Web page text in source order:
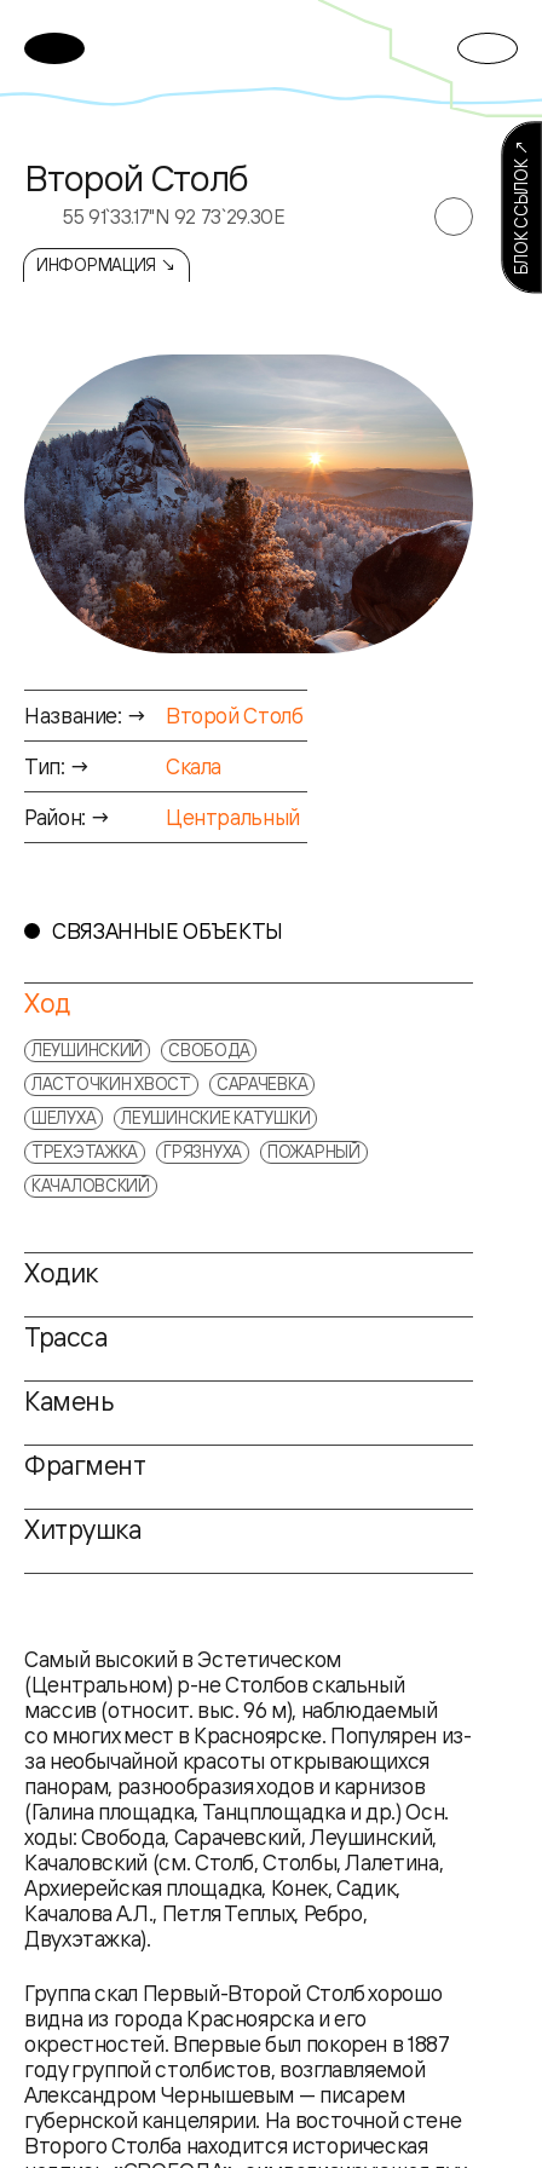
Второй Столб
55 91`33.17"N 92 73`29.30E
ИНФОРМАЦИЯ ↘
Название: →
Второй Столб
Тип: →
Скала
Район: →
Центральный
СВЯЗАННЫЕ ОБЪЕКТЫ
Ход
ЛЕУШИНСКИЙ
СВОБОДА
ЛАСТОЧКИН ХВОСТ
САРАЧЕВКА
ШЕЛУХА
ЛЕУШИНСКИЕ КАТУШКИ
ТРЕХЭТАЖКА
ГРЯЗНУХА
ПОЖАРНЫЙ
КАЧАЛОВСКИЙ
Ходик
Трасса
Камень
Фрагмент
Хитрушка
Самый высокий в Эстетическом
(Центральном) р-не Столбов скальный
массив (относит. выс. 96 м), наблюдаемый
со многих мест в Красноярске. Популярен из-
за необычайной красоты открывающихся
панорам, разнообразия ходов и карнизов
(Галина площадка, Танцплощадка и др.) Осн.
ходы: Свобода, Сарачевский, Леушинский,
Качаловский (см. Столб, Столбы, Лалетина,
Архиерейская площадка, Конек, Садик,
Качалова А.Л., Петля Теплых, Ребро,
Двухэтажка).
Группа скал Первый-Второй Столб хорошо
видна из города Красноярска и его
окрестностей. Впервые был покорен в 1887
году группой столбистов, возглавляемой
Александром Чернышевым — писарем
губернской канцелярии. На восточной стене
Второго Столба находится историческая
БЛОК ССЫЛОК ↗